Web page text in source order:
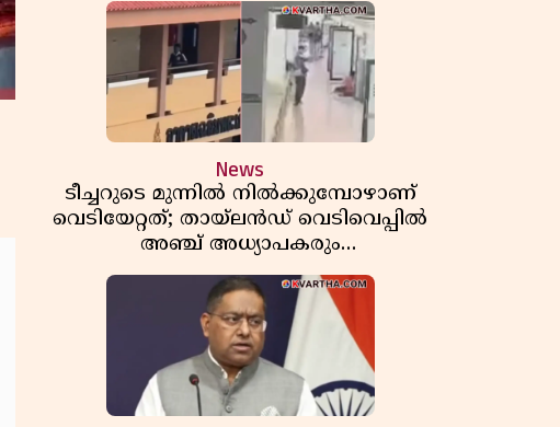
News
ടീച്ചറുടെ മുന്നിൽ നിൽക്കുമ്പോഴാണ്
വെടിയേറ്റത്; തായ്‌ലൻഡ് വെടിവെപ്പിൽ
അഞ്ച് അധ്യാപകരും
മുത്തശ്ശീമുത്തശ്ശന്മാരും കൊല്ലപ്പെട്ടു,
മരണസംഖ്യ 7; ഞെട്ടിക്കുന്ന
വെളിപ്പെടുത്തലുകൾ